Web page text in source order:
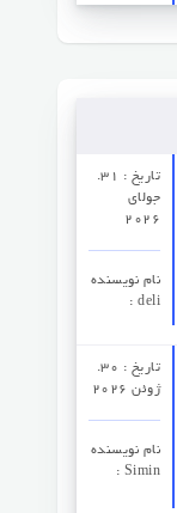
تاریخ : 31.
جولای
2026
نام نویسنده
: deli
تاریخ : 30.
ژوئن 2026
نام نویسنده
: Simin